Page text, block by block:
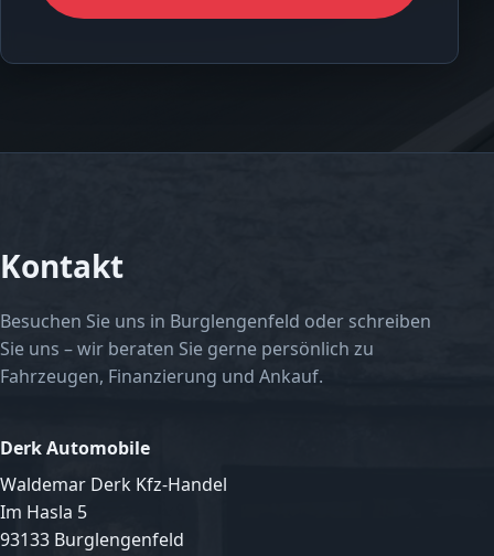
Kontakt
Besuchen Sie uns in Burglengenfeld oder schreiben
Sie uns – wir beraten Sie gerne persönlich zu
Fahrzeugen, Finanzierung und Ankauf.
Derk Automobile
Waldemar Derk Kfz-Handel
Im Hasla 5
93133 Burglengenfeld